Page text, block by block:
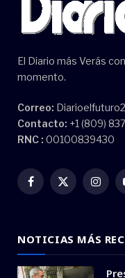
El Diario más Verás
momento.
Correo:
Contacto: +1 (809)
RNC : 00100839430
Facebook
X
NOTICIAS MÁS